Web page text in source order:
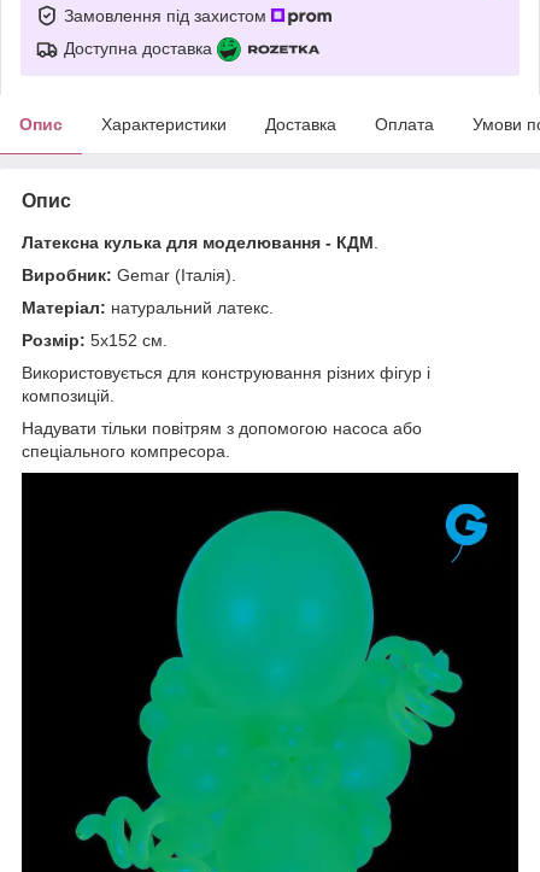
Замовлення під захистом
Доступна доставка
Опис Характеристики Доставка Оплата Умови
Опис
Латексна кулька для моделювання - КДМ
Виробник: Gemar (Італія).
Матеріал: натуральний латекс.
Розмір: 5х152 см.
Використовується для конструювання різних фігур і
композицій.
Надувати тільки повітрям з допомогою насоса або
спеціального компресора.